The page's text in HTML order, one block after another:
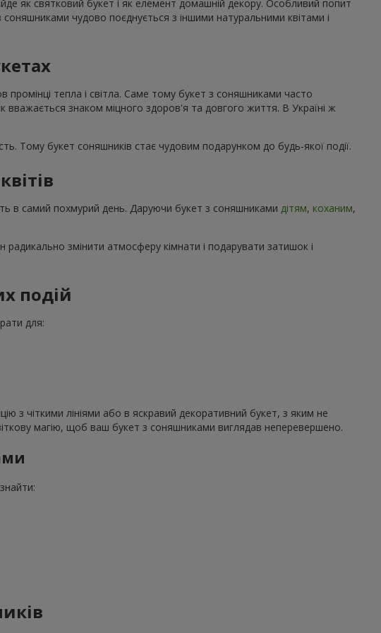
як святковий букет і як елемент домашній декору. Особливий попит
чудово поєднується з іншими натуральними квітами і
промінці тепла і світла. Саме тому букет з соняшниками часто
вважається знаком міцного здоров'я та довгого життя. В Україні ж
Тому букет соняшників стає чудовим подарунком до будь-якої події.
в самий похмурий день. Даруючи букет з соняшниками дітям, коханим,
змінити атмосферу кімнати і подарувати затишок і
подій
для:
з чіткими лініями або в яскравий декоративний букет, з яким не
магію, щоб ваш букет з соняшниками виглядав неперевершено.